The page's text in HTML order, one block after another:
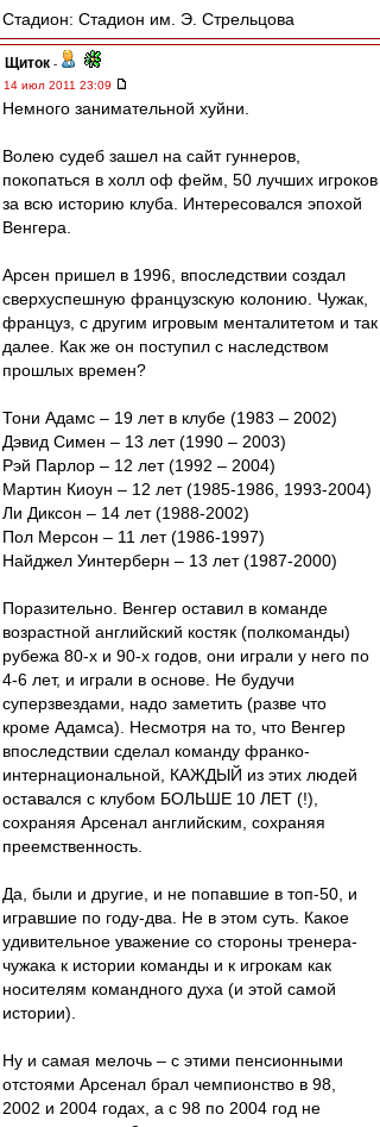
Стадион: Стадион им. Э. Стрельцова
Щиток -
14 июл 2011 23:09
Немного занимательной хуйни.
Волею судеб зашел на сайт гуннеров,
покопаться в холл оф фейм, 50 лучших игроков
за всю историю клуба. Интересовался эпохой
Венгера.
Арсен пришел в 1996, впоследствии создал
сверхуспешную французскую колонию. Чужак,
француз, с другим игровым менталитетом и так
далее. Как же он поступил с наследством
прошлых времен?
Тони Адамс – 19 лет в клубе (1983 – 2002)
Дэвид Симен – 13 лет (1990 – 2003)
Рэй Парлор – 12 лет (1992 – 2004)
Мартин Киоун – 12 лет (1985-1986, 1993-2004)
Ли Диксон – 14 лет (1988-2002)
Пол Мерсон – 11 лет (1986-1997)
Найджел Уинтерберн – 13 лет (1987-2000)
Поразительно. Венгер оставил в команде
возрастной английский костяк (полкоманды)
рубежа 80-х и 90-х годов, они играли у него по
4-6 лет, и играли в основе. Не будучи
суперзвездами, надо заметить (разве что
кроме Адамса). Несмотря на то, что Венгер
впоследствии сделал команду франко-
интернациональной, КАЖДЫЙ из этих людей
оставался с клубом БОЛЬШЕ 10 ЛЕТ (!),
сохраняя Арсенал английским, сохраняя
преемственность.
Да, были и другие, и не попавшие в топ-50, и
игравшие по году-два. Не в этом суть. Какое
удивительное уважение со стороны тренера-
чужака к истории команды и к игрокам как
носителям командного духа (и этой самой
истории).
Ну и самая мелочь – с этими пенсионными
отстоями Арсенал брал чемпионство в 98,
2002 и 2004 годах, а с 98 по 2004 год не